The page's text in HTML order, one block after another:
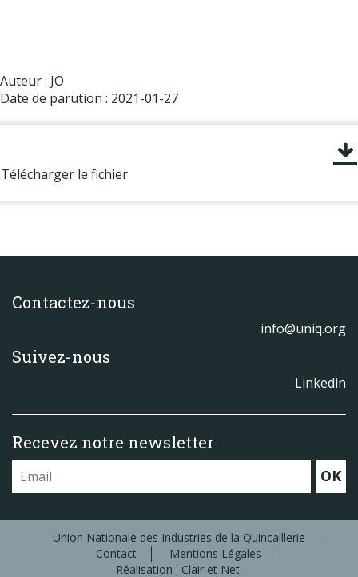
Auteur : JO
Date de parution : 2021-01-27
Télécharger le fichier
Contactez-nous
info@uniq.org
Suivez-nous
Linkedin
Recevez notre newsletter
OK
Union Nationale des Industries de la Quincaillerie
Contact
Mentions Légales
Réalisation : Clair et Net.